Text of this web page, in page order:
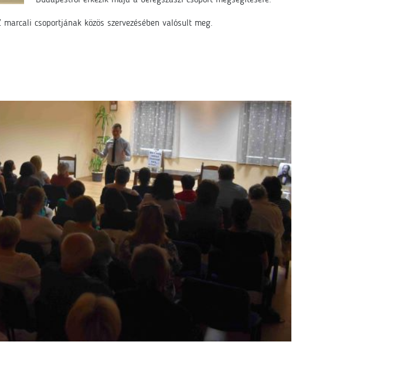
csoportjának közös szervezésében valósult meg.